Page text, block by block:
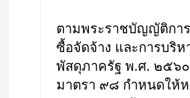
ตามพระราชบัญญัติกา
ซื้อจัดจ้าง และการบริห
พัสดุภาครัฐ พ.ศ. ๒๕๖๐
มาตรา ๙๘ กำหนดให้